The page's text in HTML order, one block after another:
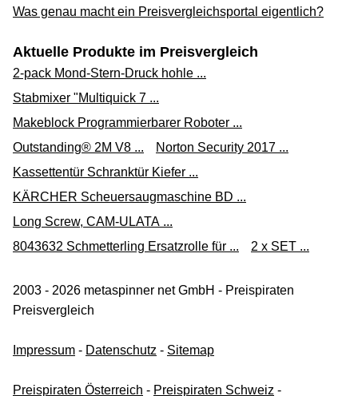
Was genau macht ein Preisvergleichsportal eigentlich?
Aktuelle Produkte im Preisvergleich
2-pack Mond-Stern-Druck hohle ...
Stabmixer "Multiquick 7 ...
Makeblock Programmierbarer Roboter ...
Outstanding® 2M V8 ...
Norton Security 2017 ...
Kassettentür Schranktür Kiefer ...
KÄRCHER Scheuersaugmaschine BD ...
Long Screw, CAM-ULATA ...
8043632 Schmetterling Ersatzrolle für ...
2 x SET ...
2003 - 2026 metaspinner net GmbH - Preispiraten
Preisvergleich
Impressum - Datenschutz - Sitemap
Preispiraten Österreich - Preispiraten Schweiz -